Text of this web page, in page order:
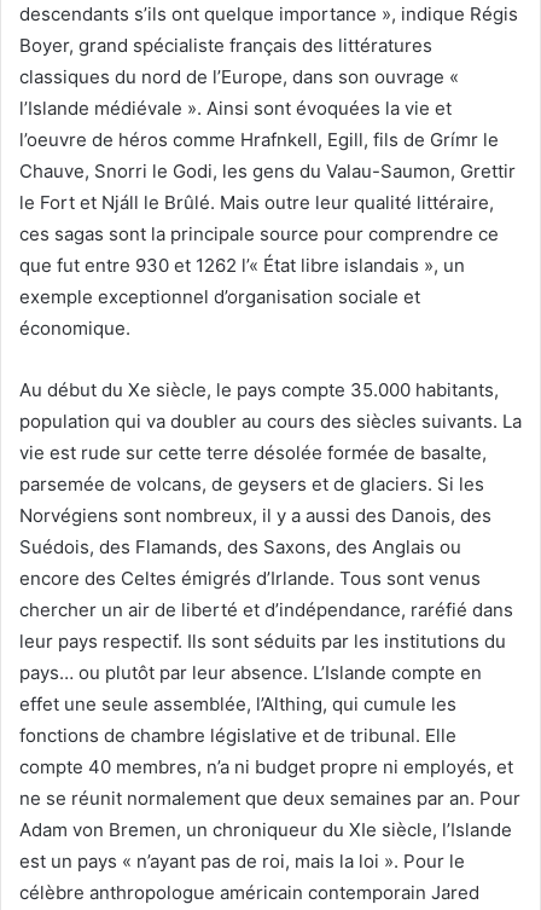
descendants s’ils ont quelque importance », indique Régis
Boyer, grand spécialiste français des littératures
classiques du nord de l’Europe, dans son ouvrage «
l’Islande médiévale ». Ainsi sont évoquées la vie et
l’oeuvre de héros comme Hrafnkell, Egill, fils de Grímr le
Chauve, Snorri le Godi, les gens du Valau-Saumon, Grettir
le Fort et Njáll le Brûlé. Mais outre leur qualité littéraire,
ces sagas sont la principale source pour comprendre ce
que fut entre 930 et 1262 l’« État libre islandais », un
exemple exceptionnel d’organisation sociale et
économique.
Au début du Xe siècle, le pays compte 35.000 habitants,
population qui va doubler au cours des siècles suivants. La
vie est rude sur cette terre désolée formée de basalte,
parsemée de volcans, de geysers et de glaciers. Si les
Norvégiens sont nombreux, il y a aussi des Danois, des
Suédois, des Flamands, des Saxons, des Anglais ou
encore des Celtes émigrés d’Irlande. Tous sont venus
chercher un air de liberté et d’indépendance, raréfié dans
leur pays respectif. Ils sont séduits par les institutions du
pays… ou plutôt par leur absence. L’Islande compte en
effet une seule assemblée, l’Althing, qui cumule les
fonctions de chambre législative et de tribunal. Elle
compte 40 membres, n’a ni budget propre ni employés, et
ne se réunit normalement que deux semaines par an. Pour
Adam von Bremen, un chroniqueur du XIe siècle, l’Islande
est un pays « n’ayant pas de roi, mais la loi ». Pour le
célèbre anthropologue américain contemporain Jared